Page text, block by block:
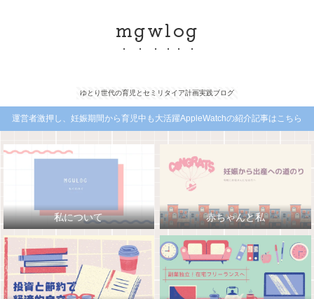
mgwlog
ゆとり世代の育児とセミリタイア計画実践ブログ
運営者激押し、妊娠期間から育児中も大活躍AppleWatchの紹介記事はこちら
私について 赤ちゃんと私